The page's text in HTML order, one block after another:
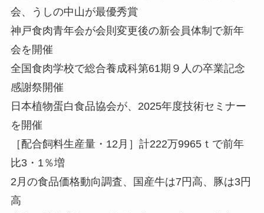
会、うしの中山が最優秀賞
神戸食肉青年会が会則変更後の新会員体制で新年
会を開催
全国食肉学校で総合養成科第61期９人の卒業記念
感謝祭開催
日本植物蛋白食品協会が、2025年度技術セミナー
を開催
［配合飼料生産量・12月］計222万9965ｔで前年
比3・1％増
2月の食品価格動向調査、国産牛は7円高、豚は3円
高